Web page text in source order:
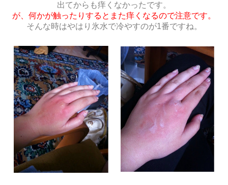
出てからも痒くなかったです。
が、何かが触ったりするとまた痒くなるので注意です。
そんな時はやはり氷水で冷やすのが1番ですね。